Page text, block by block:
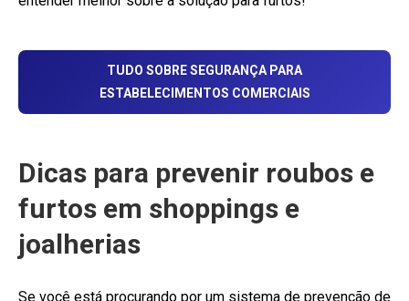
TUDO SOBRE SEGURANÇA PARA
ESTABELECIMENTOS COMERCIAIS
Dicas para prevenir roubos e
furtos em shoppings e
joalherias
Se você está procurando por um sistema de prevenção de